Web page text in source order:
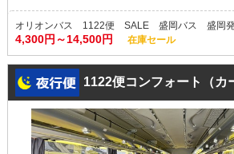
オリオンバス 1122便 SALE 盛岡バス 盛岡発
4,300円～14,500円 在庫セール
1122便コンフォート（カ